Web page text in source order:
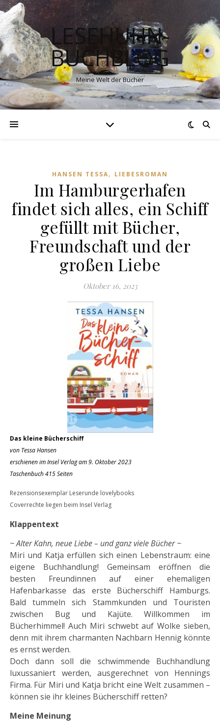
LESEHUHN-
BUCHBLOG
Meine Welt der Bücher
HANSEN TESSA, LIEBESROMAN
Im Hamburgerhafen
findet sich alles, ein Schiff
gefüllt mit Bücher,
Freundschaft und der
großen Liebe
Oktober 16, 2023
Das kleine Bücherschiff
von Tessa Hansen
erschienen im Insel Verlag am 9. Oktober 2023
Taschenbuch 415 Seiten
Rezensionsexemplar Leserunde lovelybooks
Coverrechte liegen beim Insel Verlag
Klappentext
~ Alter Kahn, neue Liebe – und ganz viele Bücher ~
Miri und Katja erfüllen sich einen Lebenstraum: eine
eigene Buchhandlung! Gemeinsam eröffnen die
besten Freundinnen auf einer ehemaligen
Hafenbarkasse das erste Bücherschiff Hamburgs.
Bald tummeln sich Stammkunden und Touristen
zwischen Bug und Kajüte. Willkommen im
Bücherhimmel! Auch Miri schwebt auf Wolke sieben,
denn mit ihrem charmanten Nachbarn Hennig könnte
es ernst werden.
Doch dann soll die schwimmende Buchhandlung
luxussaniert werden, ausgerechnet von Hennings
Firma. Für Miri und Katja bricht eine Welt zusammen –
können sie ihr kleines Bücherschiff retten?
Meine Meinung